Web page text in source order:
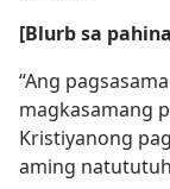
[Blurb sa
“Ang
magkasamang
Kristiyanong
aming